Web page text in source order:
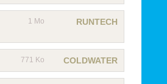
1 Mo RUNTECH
771 Ko COLDWATER